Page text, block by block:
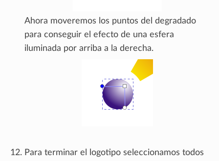
Ahora moveremos los puntos del degradado
para conseguir el efecto de una esfera
iluminada por arriba a la derecha.
Para terminar el logotipo seleccionamos todos